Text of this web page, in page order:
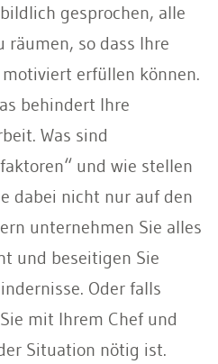
gesprochen, alle
räumen, so dass Ihre
erfüllen können.
behindert Ihre
Was sind
und wie stellen
dabei nicht nur auf den
unternehmen Sie alles
und beseitigen Sie
Oder falls
mit Ihrem Chef und
Situation nötig ist.